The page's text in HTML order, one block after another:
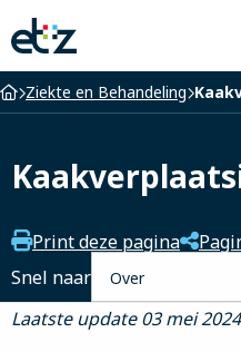
Elisabeth-
TweeSteden
Ziekenhuis
Home
Ziekte en Behandeling
Print deze pagina
Snel naar
tabblad
Laatste update 03 mei 2024